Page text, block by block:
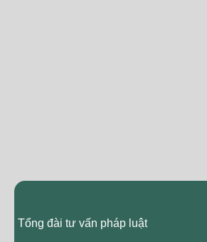
Tổng đài tư vấn pháp luật